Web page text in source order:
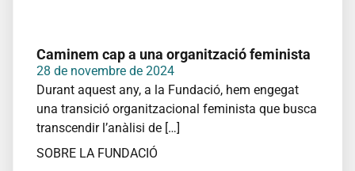
Caminem cap a una organització feminista
28 de novembre de 2024
Durant aquest any, a la Fundació, hem engegat
una transició organitzacional feminista que busca
transcendir l’anàlisi de […]
SOBRE LA FUNDACIÓ